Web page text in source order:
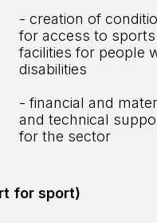
- creation of
for access to sports
facilities for people
disabilities
- financial and
and technical
for the sector
for sport)